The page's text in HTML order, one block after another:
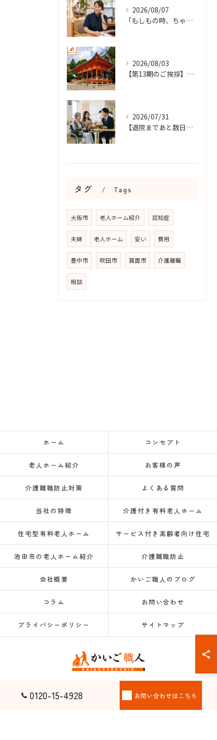
2026/08/07
「もしもの時、ちゃんと知らせてもらえる？」
2026/08/03
【第13期のご挨拶】感謝を力に、さらなる挑戦の一年へ
2026/07/31
【退院まであと数日…】老人ホーム探しを急ぐケースで大切なこと...
タグ Tags
大阪市 老人ホーム紹介 認知症
夫婦 老人ホーム 安い 費用
豊中市 吹田市 箕面市 介護離職
相談
0120-15-4928 お問い合わせはこちら
ホーム コンセプト
老人ホーム紹介 お客様の声
介護離職防止対策 よくある質問
当社の特徴 介護付き有料老人ホーム
住宅型有料老人ホーム サービス付き高齢者向け住宅
池田市の老人ホーム紹介 介護離職防止
会社概要 かいご職人のブログ
コラム お問い合わせ
プライバシーポリシー サイトマップ
© 2026 大阪府大阪市の老人ホーム紹介なら株式会社かいご職人 ALL RIGHTS
RESERVED.